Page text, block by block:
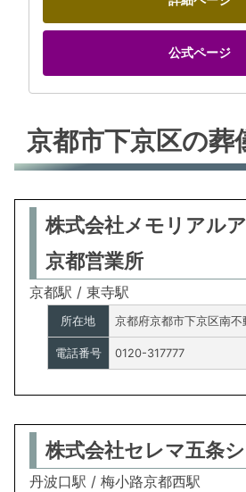
公式ページ
京都市下京区の葬
株式会社メモリアル
京都営業所
京都駅 / 東寺駅
所在地 京都府京都市下京区南不
電話番号 0120-317777
株式会社セレマ五条
丹波口駅 / 梅小路京都西駅